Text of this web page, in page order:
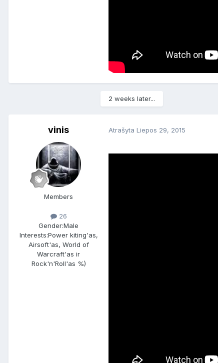
2 weeks later...
vinis
Members
26
Gender:Male
Interests:Power kiting'as,
Airsoft'as, World of
Warcraft'as ir
Rock'n'Roll'as %)
Atrašyta Liepos 29, 2015